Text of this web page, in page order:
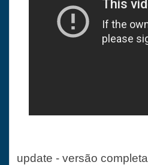
update - versão completa